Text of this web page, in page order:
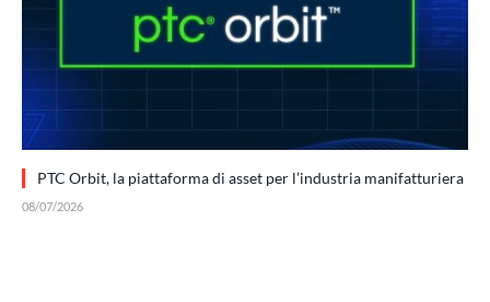
PTC Orbit, la piattaforma di asset per l’industria manifatturiera
08/07/2026